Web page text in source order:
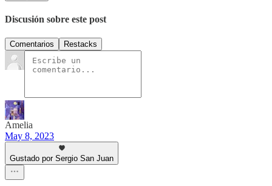
Discusión sobre este post
Comentarios Restacks
Amelia
May 8, 2023
Gustado por Sergio San Juan